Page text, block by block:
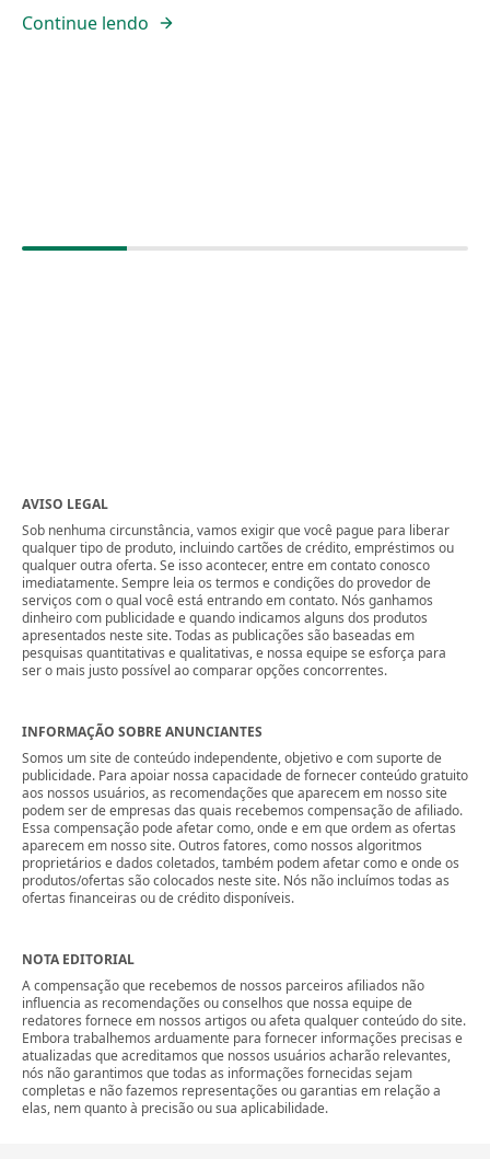
Continue lendo
AVISO LEGAL
Sob nenhuma circunstância, vamos exigir que você pague para liberar
qualquer tipo de produto, incluindo cartões de crédito, empréstimos ou
qualquer outra oferta. Se isso acontecer, entre em contato conosco
imediatamente. Sempre leia os termos e condições do provedor de
serviços com o qual você está entrando em contato. Nós ganhamos
dinheiro com publicidade e quando indicamos alguns dos produtos
apresentados neste site. Todas as publicações são baseadas em
pesquisas quantitativas e qualitativas, e nossa equipe se esforça para
ser o mais justo possível ao comparar opções concorrentes.
INFORMAÇÃO SOBRE ANUNCIANTES
Somos um site de conteúdo independente, objetivo e com suporte de
publicidade. Para apoiar nossa capacidade de fornecer conteúdo gratuito
aos nossos usuários, as recomendações que aparecem em nosso site
podem ser de empresas das quais recebemos compensação de afiliado.
Essa compensação pode afetar como, onde e em que ordem as ofertas
aparecem em nosso site. Outros fatores, como nossos algoritmos
proprietários e dados coletados, também podem afetar como e onde os
produtos/ofertas são colocados neste site. Nós não incluímos todas as
ofertas financeiras ou de crédito disponíveis.
NOTA EDITORIAL
A compensação que recebemos de nossos parceiros afiliados não
influencia as recomendações ou conselhos que nossa equipe de
redatores fornece em nossos artigos ou afeta qualquer conteúdo do site.
Embora trabalhemos arduamente para fornecer informações precisas e
atualizadas que acreditamos que nossos usuários acharão relevantes,
nós não garantimos que todas as informações fornecidas sejam
completas e não fazemos representações ou garantias em relação a
elas, nem quanto à precisão ou sua aplicabilidade.